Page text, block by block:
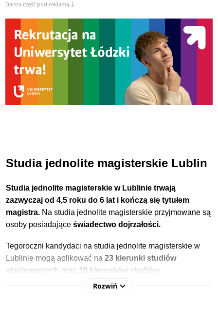
Dalsza część pod reklamą
Studia jednolite magisterskie Lublin
Studia jednolite magisterskie w Lublinie trwają
zazwyczaj od 4,5 roku do 6 lat i kończą się tytułem
magistra. Na studia jednolite magisterskie przyjmowane są
osoby posiadająceświadectwo dojrzałości.
Tegoroczni kandydaci na studia jednolite magisterskie w
Lublinie mogą aplikować na 23 kierunki studiów
stacjonarnych oraz 10 kierunków studiów
Rozwiń